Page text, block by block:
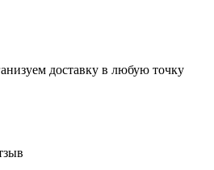
доставку в любую точку